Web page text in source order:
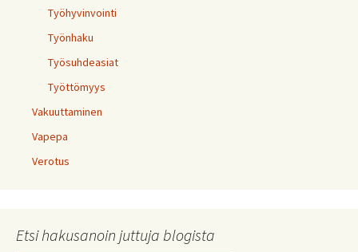
Työhyvinvointi
Työnhaku
Työsuhdeasiat
Työttömyys
Vakuuttaminen
Vapepa
Verotus
Etsi hakusanoin juttuja blogista